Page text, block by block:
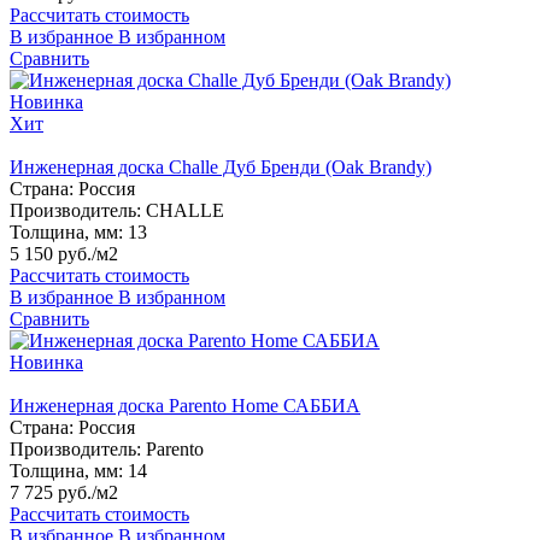
Рассчитать стоимость
В избранное В избранном
Сравнить
Новинка
Хит
Инженерная доска Challe Дуб Бренди (Oak Brandy)
Страна: Россия
Производитель: CHALLE
Толщина, мм: 13
5 150 руб./м2
Рассчитать стоимость
В избранное В избранном
Сравнить
Новинка
Инженерная доска Parento Home САББИА
Страна: Россия
Производитель: Parento
Толщина, мм: 14
7 725 руб./м2
Рассчитать стоимость
В избранное В избранном